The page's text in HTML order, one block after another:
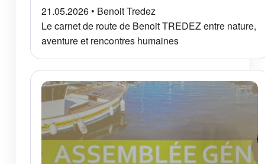
21.05.2026 • Benoit Tredez
Le carnet de route de Benoit TREDEZ entre nature,
aventure et rencontres humaines